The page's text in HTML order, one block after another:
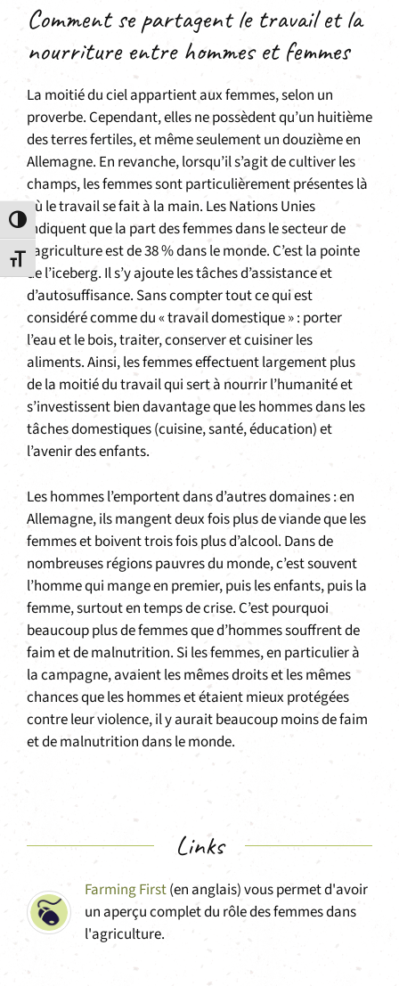
Passer en contraste élevé
Changer la taille de la police
Comment se partagent le travail et la
nourriture entre hommes et femmes
La moitié du ciel appartient aux femmes, selon un
proverbe. Cependant, elles ne possèdent qu’un huitième
des terres fertiles, et même seulement un douzième en
Allemagne. En revanche, lorsqu’il s’agit de cultiver les
champs, les femmes sont particulièrement présentes là
où le travail se fait à la main. Les Nations Unies
indiquent que la part des femmes dans le secteur de
l’agriculture est de 38 % dans le monde. C’est la pointe
de l’iceberg. Il s’y ajoute les tâches d’assistance et
d’autosuffisance. Sans compter tout ce qui est
considéré comme du « travail domestique » : porter
l’eau et le bois, traiter, conserver et cuisiner les
aliments. Ainsi, les femmes effectuent largement plus
de la moitié du travail qui sert à nourrir l’humanité et
s’investissent bien davantage que les hommes dans les
tâches domestiques (cuisine, santé, éducation) et
l’avenir des enfants.
Les hommes l’emportent dans d’autres domaines : en
Allemagne, ils mangent deux fois plus de viande que les
femmes et boivent trois fois plus d’alcool. Dans de
nombreuses régions pauvres du monde, c’est souvent
l’homme qui mange en premier, puis les enfants, puis la
femme, surtout en temps de crise. C’est pourquoi
beaucoup plus de femmes que d’hommes souffrent de
faim et de malnutrition. Si les femmes, en particulier à
la campagne, avaient les mêmes droits et les mêmes
chances que les hommes et étaient mieux protégées
contre leur violence, il y aurait beaucoup moins de faim
et de malnutrition dans le monde.
Links
Farming First(en anglais) vous permet d'avoir
un aperçu complet du rôle des femmes dans
l'agriculture.